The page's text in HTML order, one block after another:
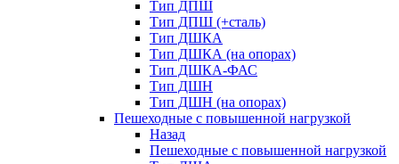
Тип ДПШ
Тип ДПШ (+сталь)
Тип ДШКА
Тип ДШКА (на опорах)
Тип ДШКА-ФАС
Тип ДШН
Тип ДШН (на опорах)
Пешеходные с повышенной нагрузкой
Назад
Пешеходные с повышенной нагрузкой